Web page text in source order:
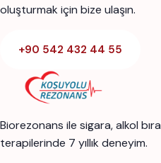
oluşturmak için bize ulaşın.
+90 542 432 44 55
Biorezonans ile sigara, alkol
terapilerinde 7 yıllık deneyim.